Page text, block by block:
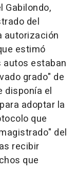
Gabilondo,
del
autorización
estimó
autos estaban
grado" de
disponía el
adoptar la
que
del
recibir
que